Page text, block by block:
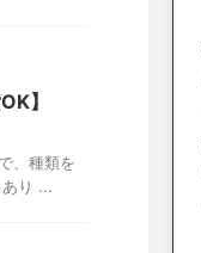
】
、種類を
り ...